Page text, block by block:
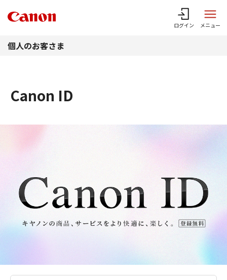
ログイン メニュー
個人のお客さま
Canon ID